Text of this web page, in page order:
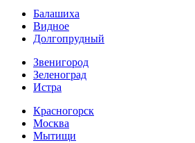
Балашиха
Видное
Долгопрудный
Звенигород
Зеленоград
Истра
Красногорск
Москва
Мытищи